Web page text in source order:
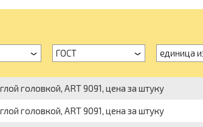
ГОСТ единица
головкой, ART 9091, цена за штуку
головкой, ART 9091, цена за штуку